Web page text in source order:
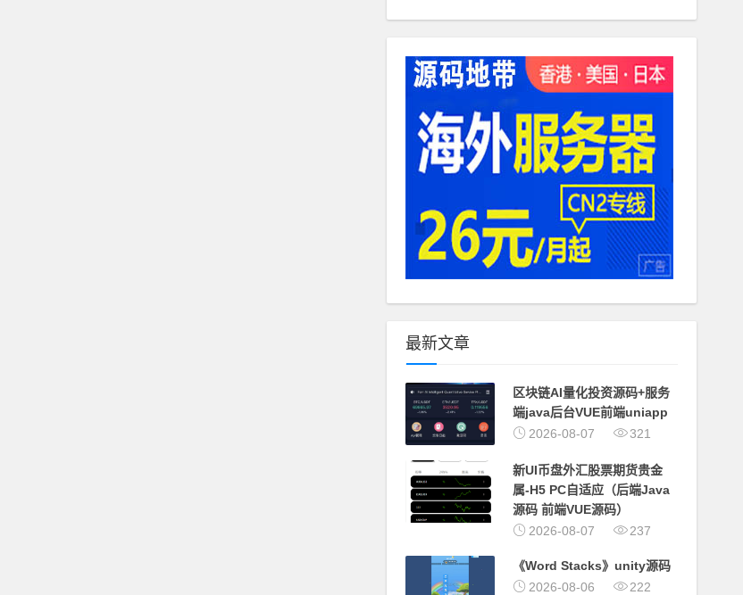
最新文章
区块链AI量化投资源码+服务
端java后台VUE前端uniapp
2026-08-07
321
新UI币盘外汇股票期货贵金
属-H5 PC自适应（后端Java
源码 前端VUE源码）
2026-08-07
237
《Word Stacks》unity源码
2026-08-06
222